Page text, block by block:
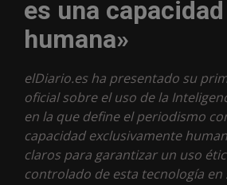
es una capacidad
humana»
elDiario.es ha presentado su
oficial sobre el uso de la
en la que define el periodismo
capacidad exclusivamente
claros para garantizar un uso
controlado de esta tecnología en